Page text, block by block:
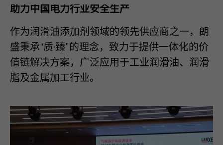
助力中国 电力行业安全生产
作为润滑油添加剂领域的领先供应商之一，朗
盛秉承“质·臻” 的理念，致力于提供一体化的价
值链解决方案，广泛应用于工业润滑油、润滑
脂及金属加工行业。